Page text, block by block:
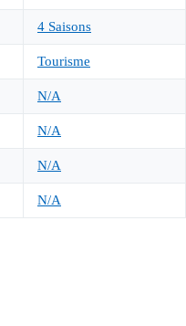
4 Saisons
Tourisme
N/A
N/A
N/A
N/A